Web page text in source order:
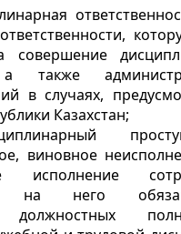
совершение
а также
в случаях,
Казахстан;
виновное
исполнение
на него
должностных